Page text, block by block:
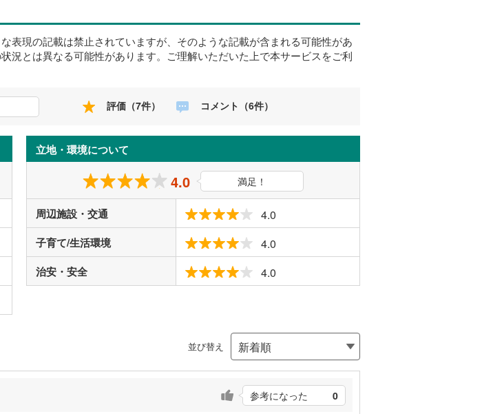
表現の記載は禁止されていますが、そのような記載が含まれる可能性があ
況とは異なる可能性があります。ご理解いただいた上で本サービスをご利
評価（7件） コメント（6件）
立地・環境について
4.0 満足！
周辺施設・交通 4.0
子育て/生活環境 4.0
治安・安全 4.0
並び替え
参考になった 0